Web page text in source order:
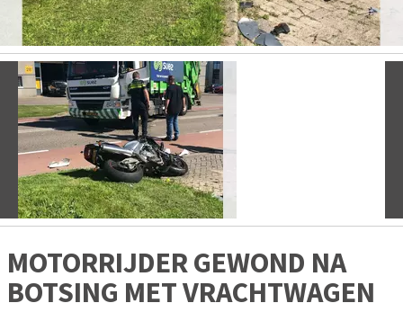
Vorige
MOTORRIJDER GEWOND NA
BOTSING MET VRACHTWAGEN